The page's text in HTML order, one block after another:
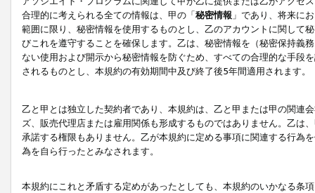
合理的に考えられる全ての情報は、甲の「秘密情報 」であり、将来に
範囲に限り、秘密情報を使用するものとし、乙のアカウントに関して
びこれを遵守することを確保します。乙は、秘密情報を（秘密保持義
ない使用および開示から秘密情報を防ぐため、すべての合理的な手段
されるものとし、本規約の有効期間中及び終了後5年間適用されます。
乙と甲とは独立した契約者であり、本規約は、乙と甲または甲の関連
ズ、販売代理店または雇用関係も形成するものではありません。乙は
承諾する権限もありません。乙が本規約に定める事項に関連する行為
為を自ら行ったとみなされます。
本規約にこれと矛盾する定めがあったとしても、本規約のいかなる条